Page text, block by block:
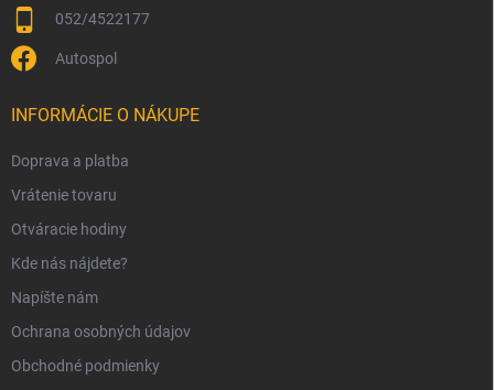
052/4522177
Autospol
INFORMÁCIE O NÁKUPE
Doprava a platba
Vrátenie tovaru
Otváracie hodiny
Kde nás nájdete?
Napíšte nám
Ochrana osobných údajov
Obchodné podmienky